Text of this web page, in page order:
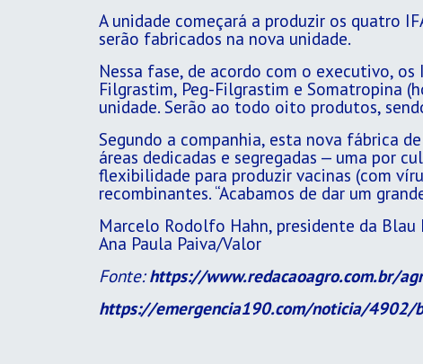
A unidade começará a produzir os quatro
serão fabricados na nova unidade.
Nessa fase, de acordo com o executivo,
Filgrastim, Peg-Filgrastim e Somatropina
unidade. Serão ao todo oito produtos,
Segundo a companhia, esta nova fábrica
áreas dedicadas e segregadas — uma por
flexibilidade para produzir vacinas (com
recombinantes. “Acabamos de dar um
Marcelo Rodolfo Hahn, presidente da Blau
Ana Paula Paiva/Valor
Fonte:https://www.redacaoagro.com.br/
https://emergencia190.com/noticia/4902/